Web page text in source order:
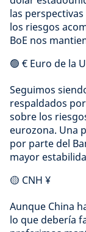
las
los riesgos
BoE nos
🟢 € Euro de la
Seguimos
respaldados
sobre los
eurozona. Una
por parte del
mayor
🟡 CNH ¥
Aunque China
lo que debería